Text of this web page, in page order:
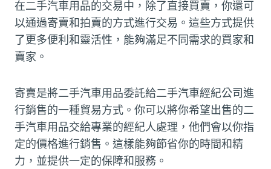
在二手汽車用品的交易中，除了直接買賣，你還可
以通過寄賣和拍賣的方式進行交易。這些方式提供
了更多便利和靈活性，能夠滿足不同需求的買家和
賣家。
寄賣是將二手汽車用品委託給二手汽車經紀公司進
行銷售的一種貿易方式。你可以將你希望出售的二
手汽車用品交給專業的經紀人處理，他們會以你指
定的價格進行銷售。這樣能夠節省你的時間和精
力，並提供一定的保障和服務。